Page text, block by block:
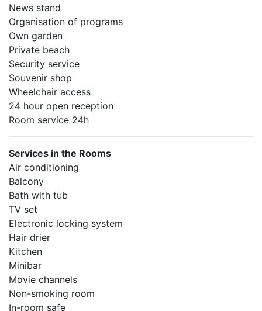
News stand
Organisation of programs
Own garden
Private beach
Security service
Souvenir shop
Wheelchair access
24 hour open reception
Room service 24h
Services in the Rooms
Air conditioning
Balcony
Bath with tub
TV set
Electronic locking system
Hair drier
Kitchen
Minibar
Movie channels
Non-smoking room
In-room safe